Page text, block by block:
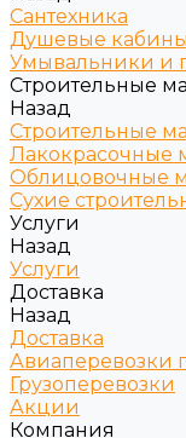
Сантехника
Душевые кабины
Умывальники и
Строительные
Назад
Строительные
Лакокрасочные
Облицовочные
Сухие
Услуги
Назад
Услуги
Доставка
Назад
Доставка
Авиаперевозки
Грузоперевозки
Акции
Компания